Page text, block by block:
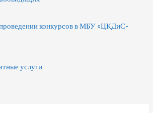
конкурсов в МБУ «ЦКДиС-
услуги